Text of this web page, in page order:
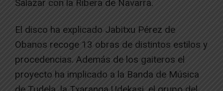
Salazar con la Ribera de Navarra.
El disco ha explicado Jabitxu Pérez de
Obanos recoge 13 obras de distintos estilos y
procedencias. Además de los gaiteros el
proyecto ha implicado a la Banda de Música